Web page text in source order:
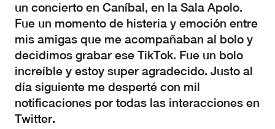
un concierto en Caníbal, en la Sala Apolo.
Fue un momento de histeria y emoción entre
mis amigas que me acompañaban al bolo y
decidimos grabar ese TikTok. Fue un bolo
increíble y estoy super agradecido. Justo al
día siguiente me desperté con mil
notificaciones por todas las interacciones en
Twitter.